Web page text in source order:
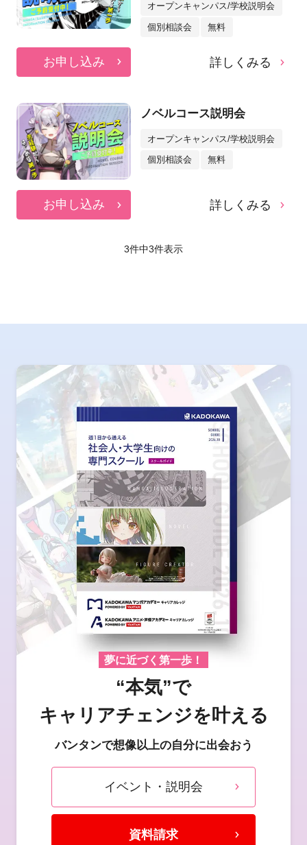
オープンキャンパス/学校説明会
個別相談会 無料
お申し込み 詳しくみる
ノベルコース説明会
オープンキャンパス/学校説明会
個別相談会 無料
お申し込み 詳しくみる
3件中3件表示
夢に近づく第一歩！
“本気”で
キャリアチェンジを叶える
バンタンで想像以上の自分に出会おう
イベント・説明会
資料請求